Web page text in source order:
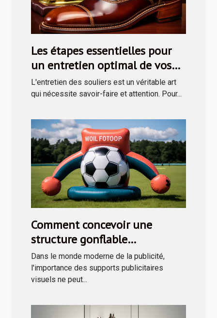
Les étapes essentielles pour
un entretien optimal de vos
souliers avec un kit de cirage
L'entretien des souliers est un véritable art
qui nécessite savoir-faire et attention. Pour...
Comment concevoir une
structure gonflable
publicitaire efficace
Dans le monde moderne de la publicité,
l'importance des supports publicitaires
visuels ne peut...